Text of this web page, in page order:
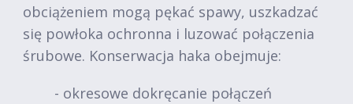
obciążeniem mogą pękać spawy, uszkadzać
się powłoka ochronna i luzować połączenia
śrubowe. Konserwacja haka obejmuje:
- okresowe dokręcanie połączeń